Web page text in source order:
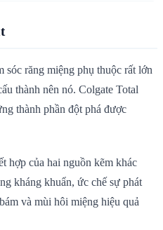
sóc răng miệng phụ thuộc rất lớn
thành nên nó. Colgate Total
thành phần đột phá được
hợp của hai nguồn kẽm khác
kháng khuẩn, ức chế sự phát
và mùi hôi miệng hiệu quả